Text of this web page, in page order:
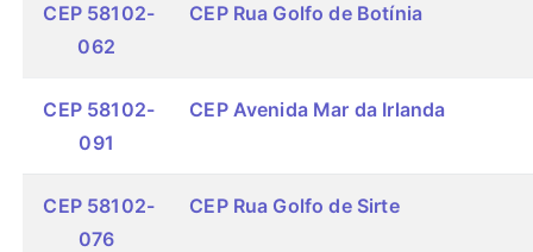
CEP 58102-
062
CEP Rua Golfo de Botínia
CEP 58102-
091
CEP Avenida Mar da Irlanda
CEP 58102-
076
CEP Rua Golfo de Sirte